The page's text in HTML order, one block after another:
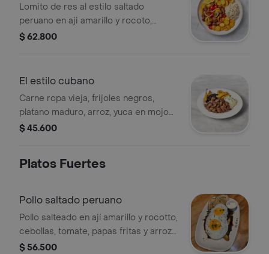
Lomito de res al estilo saltado
peruano en aji amarillo y rocoto,
cebolla, tomate, papas rusticas, arroz
$ 62.800
El estilo cubano
Carne ropa vieja, frijoles negros,
platano maduro, arroz, yuca en mojo
de ajo.
$ 45.600
Platos Fuertes
Pollo saltado peruano
Pollo salteado en ají amarillo y rocotto,
cebollas, tomate, papas fritas y arroz
blanco.
$ 56.500